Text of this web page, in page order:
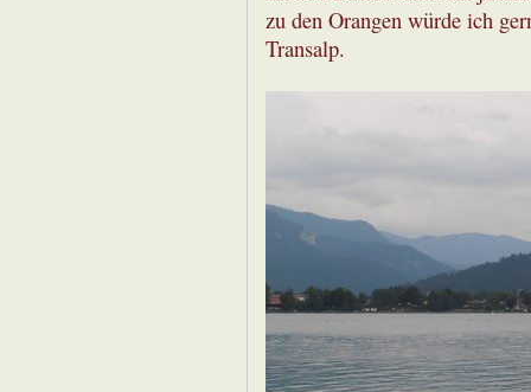
zu den Orangen würde ich
Transalp.